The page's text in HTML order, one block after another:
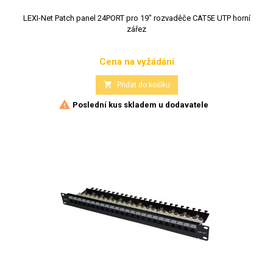
LEXI-Net Patch panel 24PORT pro 19" rozvaděče CAT5E UTP horní
zářez
Cena
Cena na vyžádání
 Přidat do košíku
 Poslední kus skladem u dodavatele